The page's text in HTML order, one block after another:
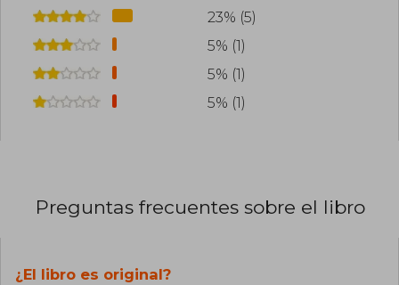
23% (5)
5% (1)
5% (1)
5% (1)
Preguntas frecuentes sobre el libro
¿El libro es original?